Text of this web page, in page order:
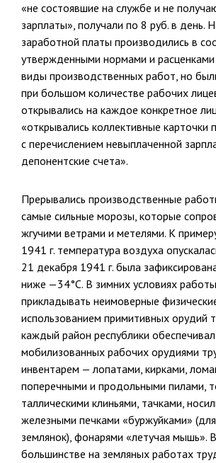
«не со­стоявшие на службе и не
зарплаты», получали по 8 руб. в день.
заработной платы производились в
утвержденными нормами и
виды производственных работ, но
при большом ко­личестве рабочих
открывались на каждое конкретное
«открывались коллективные карточки
с пере­числением невыплаченной
депонентские счета».
Прерывались производственные
самые сильные морозы, которые
жгучими ветрами и метелями. К
1941 г. температура воздуха
21 декабря 1941 г. была
ниже —34°С. В зимних условиях
прикладывать неимоверные
использованием примитивных орудий
каждый район республики
мобилизованных рабочих орудиями
инвентарем — лопатами, кирками,
поперечными и продольными пилами,
таллическими клиньями, тачками,
железными печками «буржуйками»
землянок), фонарями «летучая
большинстве на земляных работах